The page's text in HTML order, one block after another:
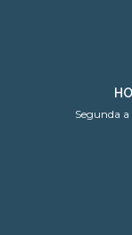
Segunda a